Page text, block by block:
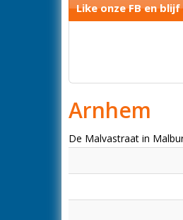
Like onze FB en
Arnhem
De Malvastraat in